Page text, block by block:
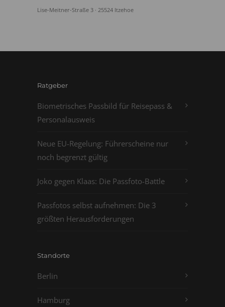
Lise-Meitner-Straße 3 · 25524 Itzehoe
Ratgeber
Biometrisches Passbild für Reisepass &
Personalausweis
Neue EU-Regelung: Führerscheine nur
noch begrenzt gültig
Joko gegen Klaas: Die Passfoto-Battle
Passfotos selbst aufnehmen: Die 3
größten Herausforderungen
Standorte
Berlin
Hamburg